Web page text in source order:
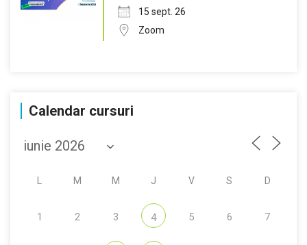
15 sept. 26
Zoom
Calendar cursuri
M M J V S D
1 2 3 4 5 6 7